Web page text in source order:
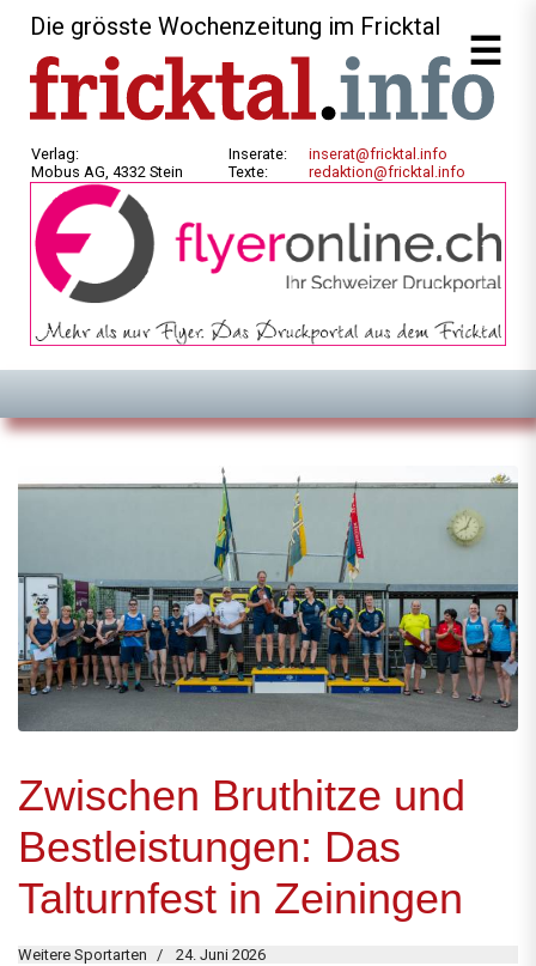
Die grösste Wochenzeitung im Fricktal
Verlag:
Mobus AG, 4332 Stein
Inserate:
Texte:
inserat@fricktal.info
redaktion@fricktal.info
Zwischen Bruthitze und
Bestleistungen: Das
Talturnfest in Zeiningen
Weitere Sportarten 24. Juni 2026